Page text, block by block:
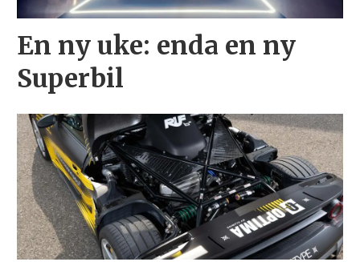
En ny uke: enda en ny
Superbil